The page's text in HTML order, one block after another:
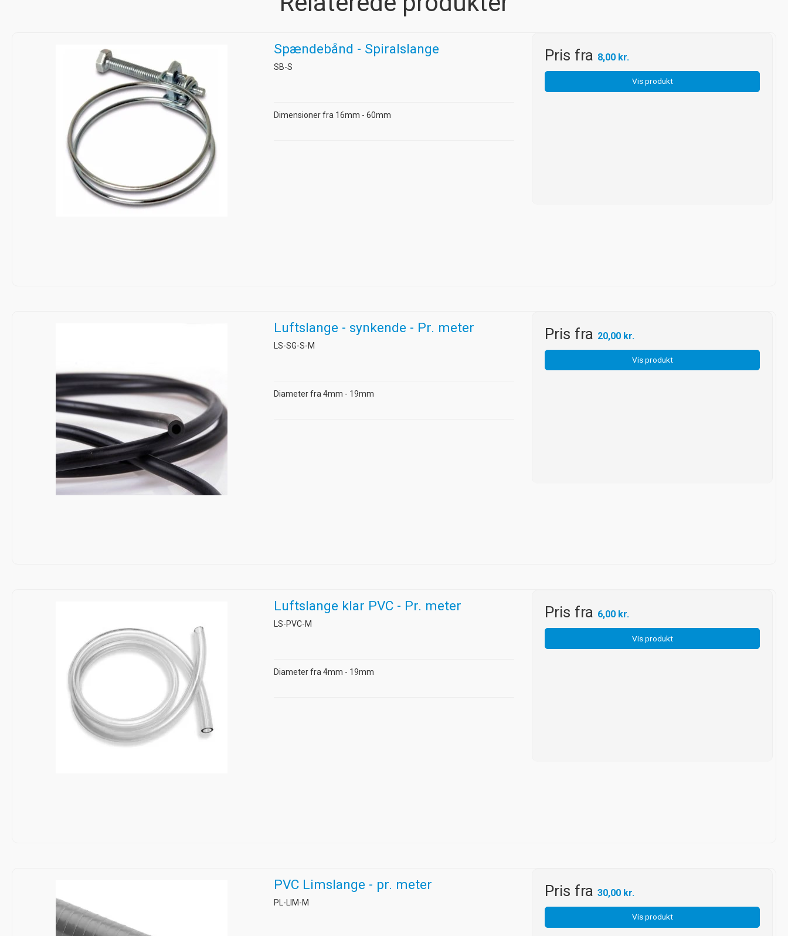
Spændebånd - Spiralslange
SB-S
Dimensioner fra 16mm - 60mm
Pris fra 8,00 kr.
Vis produkt
Luftslange - synkende - Pr. meter
LS-SG-S-M
Diameter fra 4mm - 19mm
Pris fra 20,00 kr.
Vis produkt
Luftslange klar PVC - Pr. meter
LS-PVC-M
Diameter fra 4mm - 19mm
Pris fra 6,00 kr.
Vis produkt
PVC Limslange - pr. meter
PL-LIM-M
Pris fra30,00 kr.
Vis produkt